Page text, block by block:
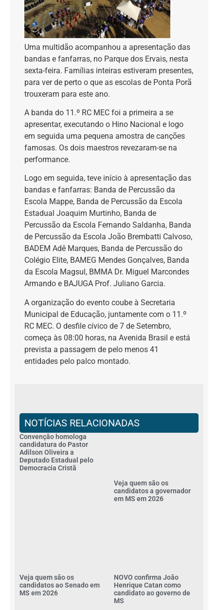
Uma multidão acompanhou a apresentação das
bandas e fanfarras, no Parque dos Ervais, nesta
sexta-feira. Famílias inteiras estiveram presentes,
para ver de perto o que as escolas de Ponta Porã
trouxeram para este ano.
A banda do 11.º RC MEC foi a primeira a se
apresentar, executando o Hino Nacional e logo
em seguida uma pequena amostra de canções
famosas. Os dois maestros revezaram-se na
performance.
Logo em seguida, teve início à apresentação das
bandas e fanfarras: Banda de Percussão da
Escola Mappe, Banda de Percussão da Escola
Estadual Joaquim Murtinho, Banda de
Percussão da Escola Fernando Saldanha, Banda
de Percussão da Escola João Brembatti Calvoso,
BADEM Adê Marques, Banda de Percussão do
Colégio Elite, BAMEG Mendes Gonçalves, Banda
da Escola Magsul, BMMA Dr. Miguel Marcondes
Armando e BAJUGA Prof. Juliano Garcia.
A organização do evento coube à Secretaria
Municipal de Educação, juntamente com o 11.º
RC MEC. O desfile cívico de 7 de Setembro,
começa às 08:00 horas, na Avenida Brasil e está
prevista a passagem de pelo menos 41
entidades pelo palco montado.
NOTÍCIAS RELACIONADAS
Convenção homologa
candidatura do Pastor
Adilson Oliveira a
Deputado Estadual pelo
Democracia Cristã
Veja quem são os
candidatos a governador
em MS em 2026
Veja quem são os
candidatos ao Senado em
MS em 2026
NOVO confirma João
Henrique Catan como
candidato ao governo de
MS